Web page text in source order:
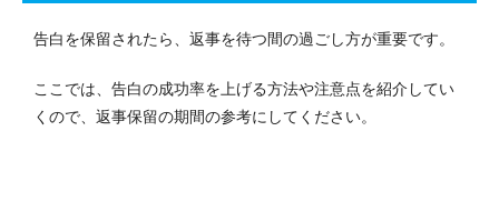
告白を保留されたら、返事を待つ間の過ごし方が重要です。
ここでは、告白の成功率を上げる方法や注意点を紹介してい
くので、返事保留の期間の参考にしてください。